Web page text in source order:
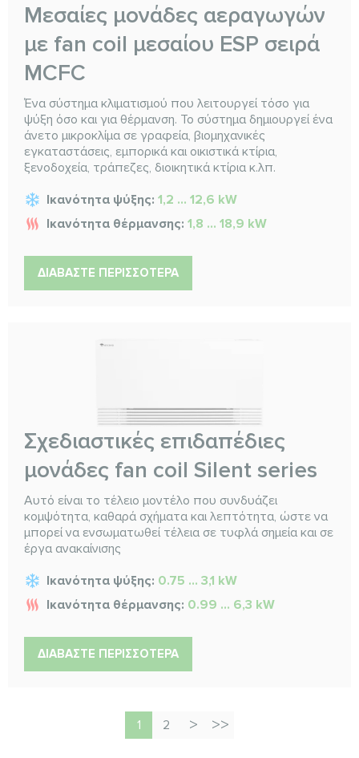
Μεσαίες μονάδες αεραγωγών
με fan coil μεσαίου ESP σειρά
MCFC
Ένα σύστημα κλιματισμού που λειτουργεί τόσο για
ψύξη όσο και για θέρμανση. Το σύστημα δημιουργεί ένα
άνετο μικροκλίμα σε γραφεία, βιομηχανικές
εγκαταστάσεις, εμπορικά και οικιστικά κτίρια,
ξενοδοχεία, τράπεζες, διοικητικά κτίρια κ.λπ.
Ικανότητα ψύξης: 1,2 ... 12,6 kW
Ικανότητα θέρμανσης: 1,8 ... 18,9 kW
ΔΙΑΒΆΣΤΕ ΠΕΡΙΣΣΌΤΕΡΑ
Σχεδιαστικές επιδαπέδιες
μονάδες fan coil Silent series
Αυτό είναι το τέλειο μοντέλο που συνδυάζει
κομψότητα, καθαρά σχήματα και λεπτότητα, ώστε να
μπορεί να ενσωματωθεί τέλεια σε τυφλά σημεία και σε
έργα ανακαίνισης
Ικανότητα ψύξης: 0.75 ... 3,1 kW
Ικανότητα θέρμανσης: 0.99 ... 6,3 kW
ΔΙΑΒΆΣΤΕ ΠΕΡΙΣΣΌΤΕΡΑ
1 2